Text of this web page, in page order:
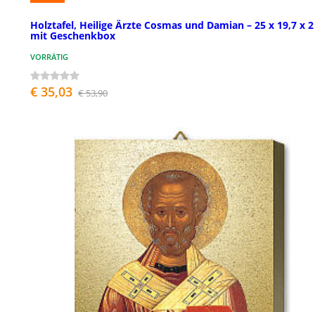
Holztafel, Heilige Ärzte Cosmas und Damian – 25 x 19,7 x
mit Geschenkbox
VORRÄTIG
€ 35,03 € 53,90